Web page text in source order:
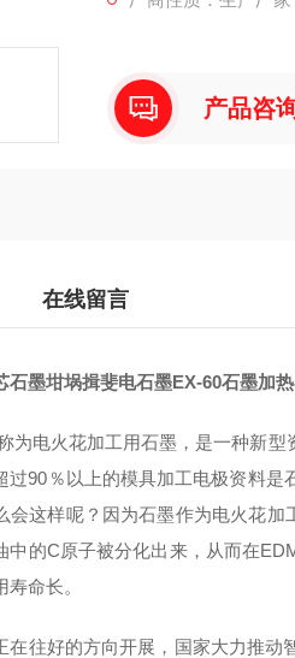
产品咨
在线留言
石墨坩埚揖斐电石墨EX-60石墨加
为电火花加工用石墨，是一种新
过90％以上的模具加工电极资料
会这样呢？因为石墨作为电火花
中的C原子被分化出来，从而在
命长。
在往好的方向开展，国家大力推动